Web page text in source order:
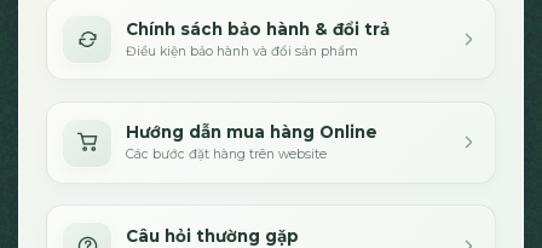
Chính sách bảo hành & đổi trả
Điều kiện bảo hành và đổi sản phẩm
Hướng dẫn mua hàng Online
Các bước đặt hàng trên website
Câu hỏi thường gặp